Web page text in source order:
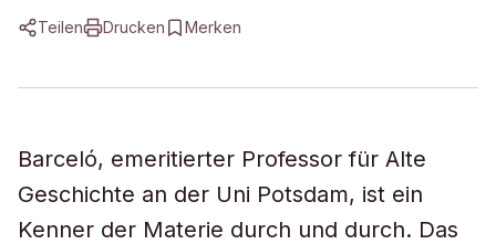
Teilen Drucken Merken
Barceló, emeritierter Professor für Alte
Geschichte an der Uni Potsdam, ist ein
Kenner der Materie durch und durch. Das